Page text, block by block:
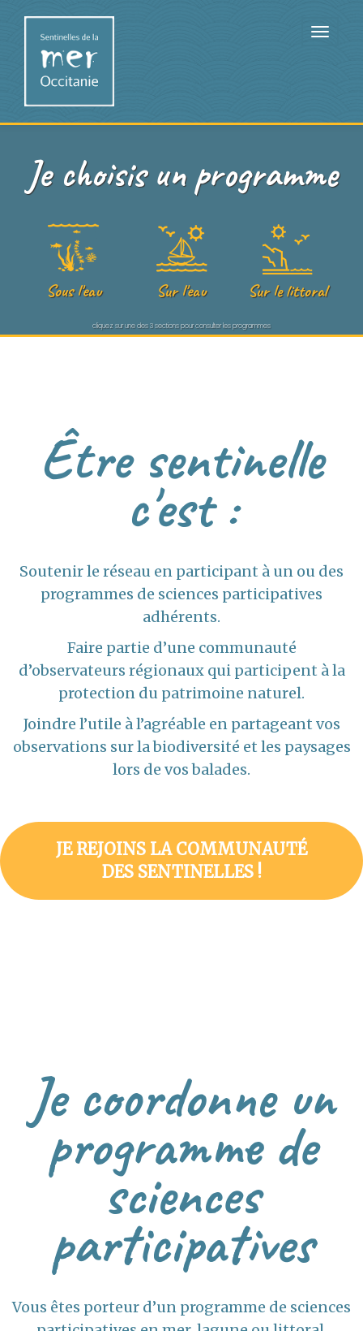
cliquez sur une des 3 sections pour consulter les programmes
Je choisis un programme
Sous l'eau Sur l'eau Sur le littoral
Être sentinelle
c'est :
Soutenir le réseau en participant à un ou des
programmes de sciences participatives
adhérents.
Faire partie d’une communauté
d’observateurs régionaux qui participent à la
protection du patrimoine naturel.
Joindre l’utile à l’agréable en partageant vos
observations sur la biodiversité et les paysages
lors de vos balades.
JE REJOINS LA COMMUNAUTÉ
DES SENTINELLES !
Je coordonne un
programme de
sciences
participatives
Vous êtes porteur d’un programme de sciences